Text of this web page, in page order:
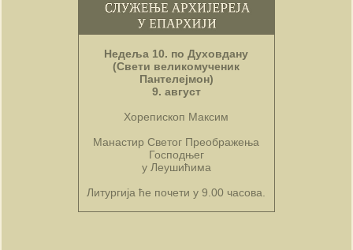
Недеља 10. по Духовдану
(Свети великомученик
Пантелејмон)
9. август
Хорепископ Максим
Манастир Светог Преображења
Господњег
у Леушићима
Литургија ће почети у 9.00 часова.